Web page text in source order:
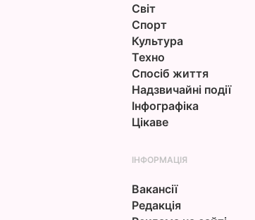
Світ
Спорт
Культура
Техно
Спосіб життя
Надзвичайні події
Інфографіка
Цікаве
ІНФОРМАЦІЯ
Вакансії
Редакція